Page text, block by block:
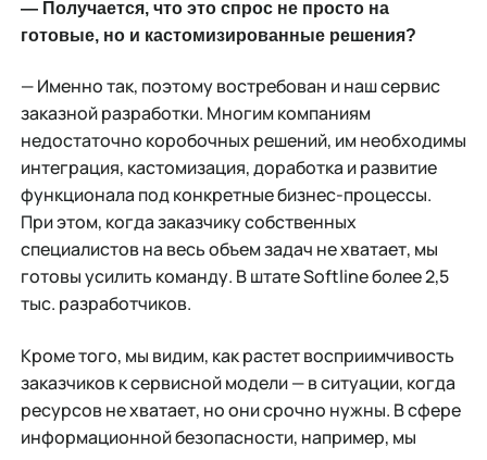
— Получается, что это спрос не просто на
готовые, но и кастомизированные решения?
— Именно так, поэтому востребован и наш сервис
заказной разработки. Многим компаниям
недостаточно коробочных решений, им необходимы
интеграция, кастомизация, доработка и развитие
функционала под конкретные бизнес-процессы.
При этом, когда заказчику собственных
специалистов на весь объем задач не хватает, мы
готовы усилить команду. В штате Softline более 2,5
тыс. разработчиков.
Кроме того, мы видим, как растет восприимчивость
заказчиков к сервисной модели — в ситуации, когда
ресурсов не хватает, но они срочно нужны. В сфере
информационной безопасности, например, мы